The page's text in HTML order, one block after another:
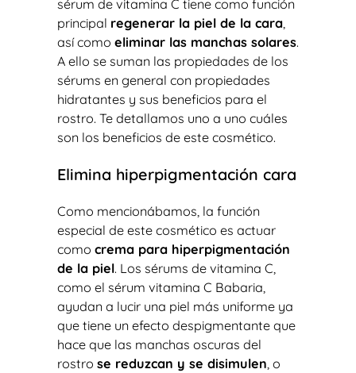
sérum de vitamina C tiene como función
principal regenerar la piel de la cara,
así como eliminar las manchas solares.
A ello se suman las propiedades de los
sérums en general con propiedades
hidratantes y sus beneficios para el
rostro. Te detallamos uno a uno cuáles
son los beneficios de este cosmético.
Elimina hiperpigmentación cara
Como mencionábamos, la función
especial de este cosmético es actuar
como crema para hiperpigmentación
de la piel. Los sérums de vitamina C,
como el sérum vitamina C Babaria,
ayudan a lucir una piel más uniforme ya
que tiene un efecto despigmentante que
hace que las manchas oscuras del
rostro se reduzcan y se disimulen , o